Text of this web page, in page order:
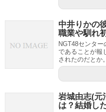
中井りかの
職業や馴れ
NGT48センタ
であることが報
されたのだとか
岩城由志(元
は？結婚し